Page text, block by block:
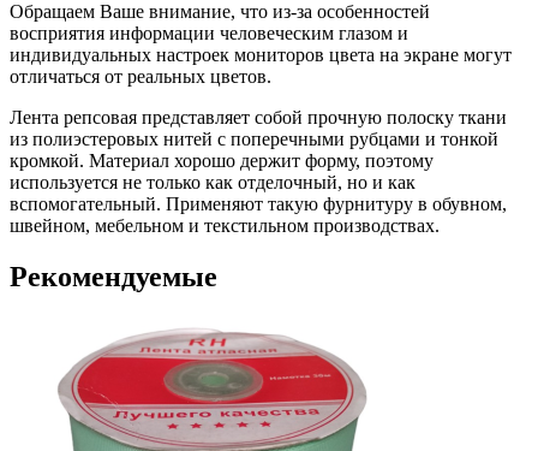
Обращаем Ваше внимание, что из-за особенностей
восприятия информации человеческим глазом и
индивидуальных настроек мониторов цвета на экране могут
отличаться от реальных цветов.
Лента репсовая представляет собой прочную полоску ткани
из полиэстеровых нитей с поперечными рубцами и тонкой
кромкой. Материал хорошо держит форму, поэтому
используется не только как отделочный, но и как
вспомогательный. Применяют такую фурнитуру в обувном,
швейном, мебельном и текстильном производствах.
Рекомендуемые